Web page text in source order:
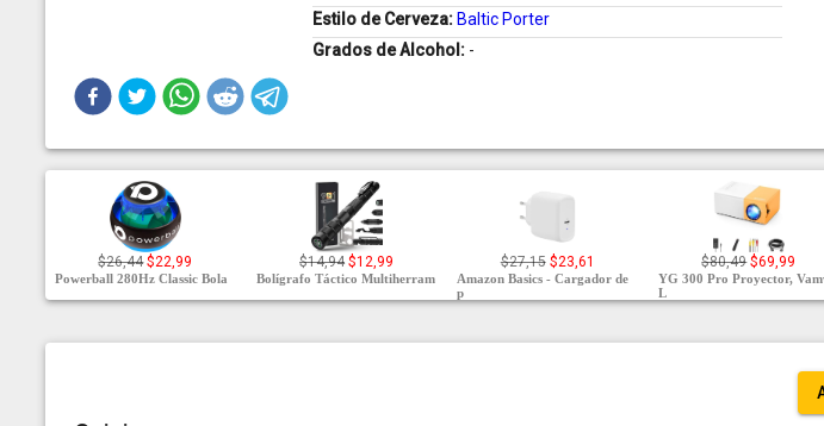
Estilo de Cerveza: Baltic Porter
Grados de Alcohol: -
$26,44 $22,99
Powerball 280Hz Classic Bola
$14,94 $12,99
Bolígrafo Táctico Multiherram
$27,15 $23,61
Amazon Basics - Cargador de
p
$80,49 $69,99
YG 300 Pro Proyector,
L